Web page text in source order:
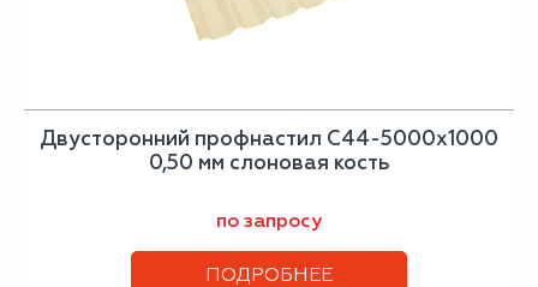
Двусторонний профнастил С44-5000х1000
0,50 мм слоновая кость
по запросу
ПОДРОБНЕЕ